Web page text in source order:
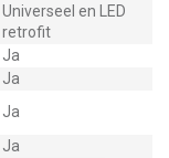
Universeel en LED
retrofit
Ja
Ja
Ja
Ja